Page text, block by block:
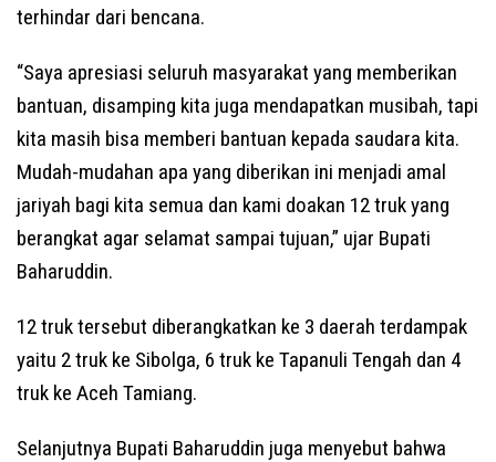
terhindar dari bencana.
“Saya apresiasi seluruh masyarakat yang memberikan
bantuan, disamping kita juga mendapatkan musibah, tapi
kita masih bisa memberi bantuan kepada saudara kita.
Mudah-mudahan apa yang diberikan ini menjadi amal
jariyah bagi kita semua dan kami doakan 12 truk yang
berangkat agar selamat sampai tujuan,” ujar Bupati
Baharuddin.
12 truk tersebut diberangkatkan ke 3 daerah terdampak
yaitu 2 truk ke Sibolga, 6 truk ke Tapanuli Tengah dan 4
truk ke Aceh Tamiang.
Selanjutnya Bupati Baharuddin juga menyebut bahwa